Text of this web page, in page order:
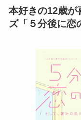
本好きの12歳が
ズ「５分後に恋